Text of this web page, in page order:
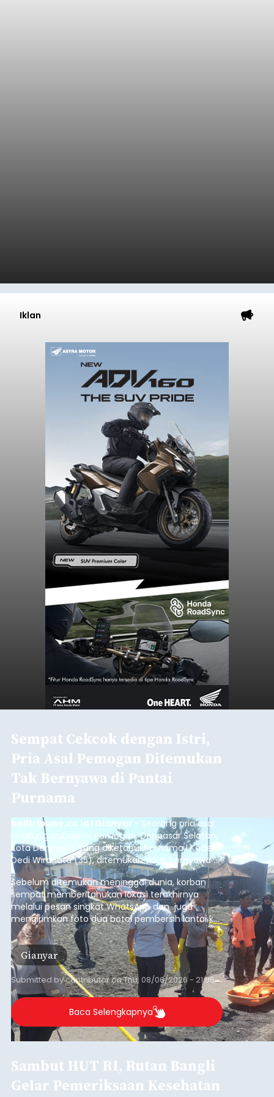
Iklan
Sempat Cekcok dengan Istri,
Pria Asal Pemogan Ditemukan
Tak Bernyawa di Pantai
Purnama
balitribune.co.id I Gianyar - Seorang pria asal
Lingkungan Dalem, Pemogan, Denpasar Selatan,
Kota Denpasar, yang diketahui bernama I Kadek
Dedi Wiranata (35), ditemukan tidak bernyawa di
pesisir Pantai Purnama, Sukawati.
Sebelum ditemukan meninggal dunia, korban
sempat memberitahukan lokasi terakhirnya
melalui pesan singkat WhatsApp dan juga
mengirimkan foto dua botol pembersih lantai ke
istrinya.
Gianyar
Submitted bycontributoronThu, 08/06/2026 - 21:06
Baca Selengkapnya
Sambut HUT RI, Rutan Bangli
Gelar Pemeriksaan Kesehatan